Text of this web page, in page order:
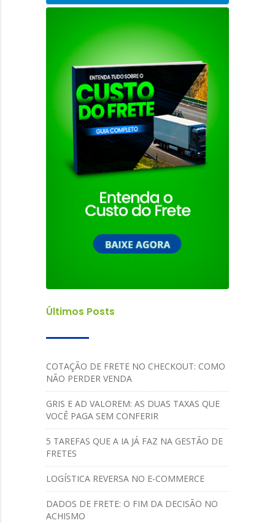
Últimos Posts
COTAÇÃO DE FRETE NO CHECKOUT: COMO
NÃO PERDER VENDA
GRIS E AD VALOREM: AS DUAS TAXAS QUE
VOCÊ PAGA SEM CONFERIR
5 TAREFAS QUE A IA JÁ FAZ NA GESTÃO DE
FRETES
LOGÍSTICA REVERSA NO E-COMMERCE
DADOS DE FRETE: O FIM DA DECISÃO NO
ACHISMO